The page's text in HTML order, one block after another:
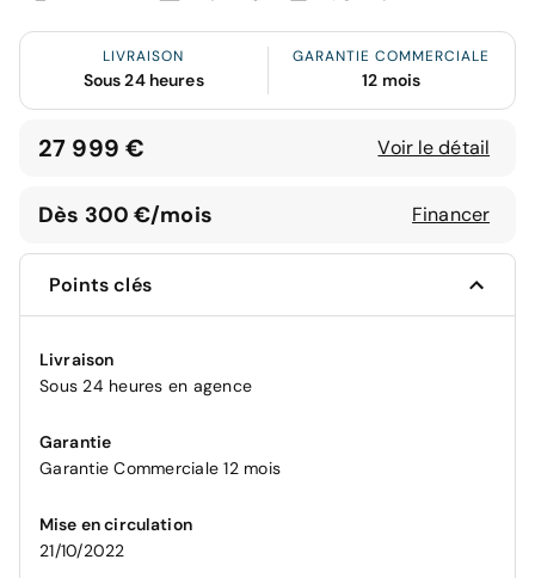
LIVRAISON
Sous 24 heures
GARANTIE COMMERCIALE
12 mois
27 999 € Voir le détail
Dès 300 €/mois Financer
Points clés
Livraison
Sous 24 heures en agence
Garantie
Garantie Commerciale 12 mois
Mise en circulation
21/10/2022